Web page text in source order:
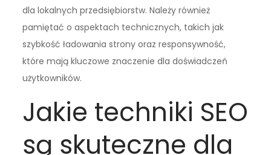
dla lokalnych przedsiębiorstw. Należy również
pamiętać o aspektach technicznych, takich jak
szybkość ładowania strony oraz responsywność,
które mają kluczowe znaczenie dla doświadczeń
użytkowników.
Jakie techniki SEO
są skuteczne dla